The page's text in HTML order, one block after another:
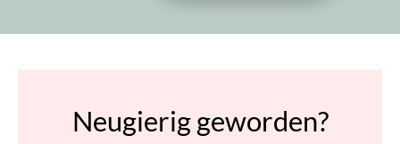
Neugierig geworden?